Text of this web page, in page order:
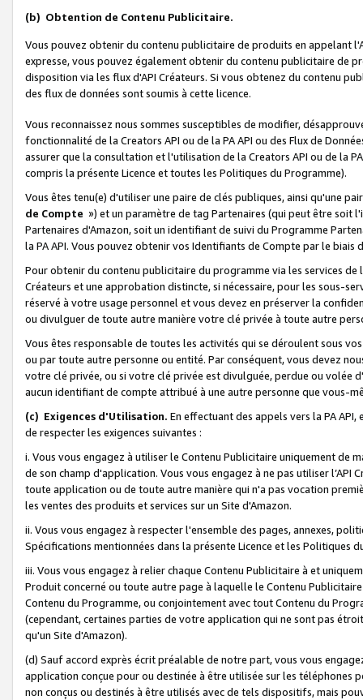
(b) Obtention de Contenu Publicitaire.
Vous pouvez obtenir du contenu publicitaire de produits en appelant
expresse, vous pouvez également obtenir du contenu publicitaire de
disposition via les flux d'API Créateurs. Si vous obtenez du contenu
des flux de données sont soumis à cette licence.
Vous reconnaissez nous sommes susceptibles de modifier,
fonctionnalité de la Creators API ou de la PA API ou des Flux de
assurer que la consultation et l'utilisation de la Creators API ou de la
compris la présente Licence et toutes les Politiques du Programme).
Vous êtes tenu(e) d'utiliser une paire de clés publiques, ainsi qu'une
de Compte ») et un paramètre de tag Partenaires (qui peut être soit
Partenaires d'Amazon, soit un identifiant de suivi du Programme
la PA API. Vous pouvez obtenir vos Identifiants de Compte par le biais
Pour obtenir du contenu publicitaire du programme via les services
Créateurs et une approbation distincte, si nécessaire, pour les sous-
réservé à votre usage personnel et vous devez en préserver la
ou divulguer de toute autre manière votre clé privée à toute autre
Vous êtes responsable de toutes les activités qui se déroulent sous
ou par toute autre personne ou entité. Par conséquent, vous devez
votre clé privée, ou si votre clé privée est divulguée, perdue ou volée
aucun identifiant de compte attribué à une autre personne que vous-
(c) Exigences d'Utilisation. En effectuant des appels vers la PA
de respecter les exigences suivantes :
i. Vous vous engagez à utiliser le Contenu Publicitaire uniquement de
de son champ d'application. Vous vous engagez à ne pas utiliser l’API
toute application ou de toute autre manière qui n'a pas vocation
les ventes des produits et services sur un Site d'Amazon.
ii. Vous vous engagez à respecter l'ensemble des pages, annexes,
Spécifications mentionnées dans la présente Licence et les Politiques
iii. Vous vous engagez à relier chaque Contenu Publicitaire à et
Produit concerné ou toute autre page à laquelle le Contenu
Contenu du Programme, ou conjointement avec tout Contenu du
(cependant, certaines parties de votre application qui ne sont pas
qu'un Site d'Amazon).
(d) Sauf accord exprès écrit préalable de notre part, vous vous
application conçue pour ou destinée à être utilisée sur les téléphones
non conçus ou destinés à être utilisés avec de tels dispositifs, mais